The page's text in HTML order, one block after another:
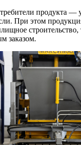
продукта —
При этом
строительство,
заказом.